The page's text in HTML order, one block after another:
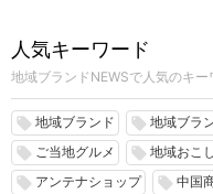
人気キーワード
地域ブランドNEWSで人気のキー
local_offer 地域ブランド local_offer 地域ブラ
local_offer ご当地グルメ local_offer 地域おこし
local_offer アンテナショップ local_offer 中国